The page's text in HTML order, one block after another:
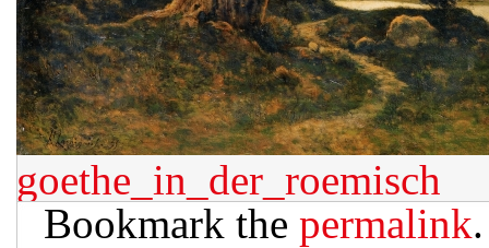
goethe_in_der_roemisch
Bookmark the permalink.